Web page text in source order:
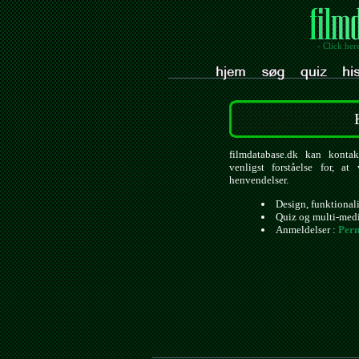
- Click
filmdatabase.dk kan
venligst forståelse for,
henvendelser.
Design,
Quiz og multi-
Anmeldelser :